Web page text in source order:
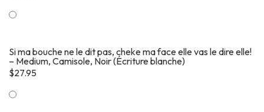
Si ma bouche ne le dit pas, cheke ma face elle vas le dire elle!
– Medium, Camisole, Noir (Écriture blanche)
$27.95